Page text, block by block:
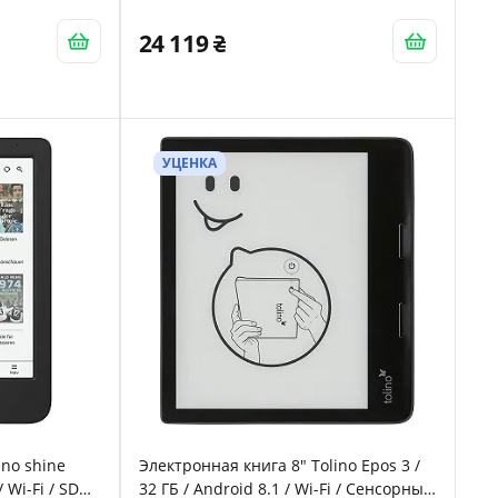
яркость /
До 5
/ Черная
(1404 × 1872) / Настраиваемая яркость
/ До 1 месяца работы от батареи /
24 119
shine
Fi / SD
УЦЕНКА
Электронная книга 8" Tolino Epos 3 /
32 ГБ / Android 8.1 / Wi-Fi / Сенсорный